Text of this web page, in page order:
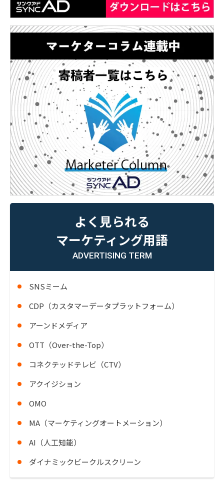
よく見られる
マーケティング用語
ADVERTISING TERM
SNSミーム
CDP（カスタマーデータプラットフォーム）
アーンドメディア
OTT（Over-the-Top）
コネクテッドテレビ（CTV）
アクイジション
OMO
MA（マーケティングオートメーション）
AI（人工知能）
ダイナミックビークルスクリーン